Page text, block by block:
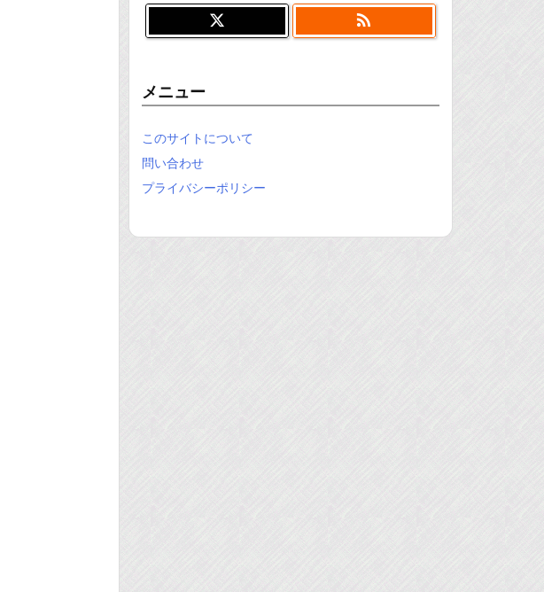

メニュー
このサイトについて
問い合わせ
プライバシーポリシー